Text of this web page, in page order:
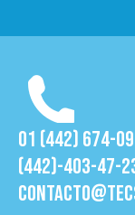
01 (442) 674-
(442)-403-47-